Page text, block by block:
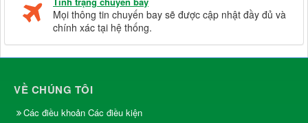
Mọi thông tin chuyến bay sẽ được cập nhật đầy đủ và
chính xác tại hệ thống.
VỀ CHÚNG TÔI
Các điều khoản Các điều kiện